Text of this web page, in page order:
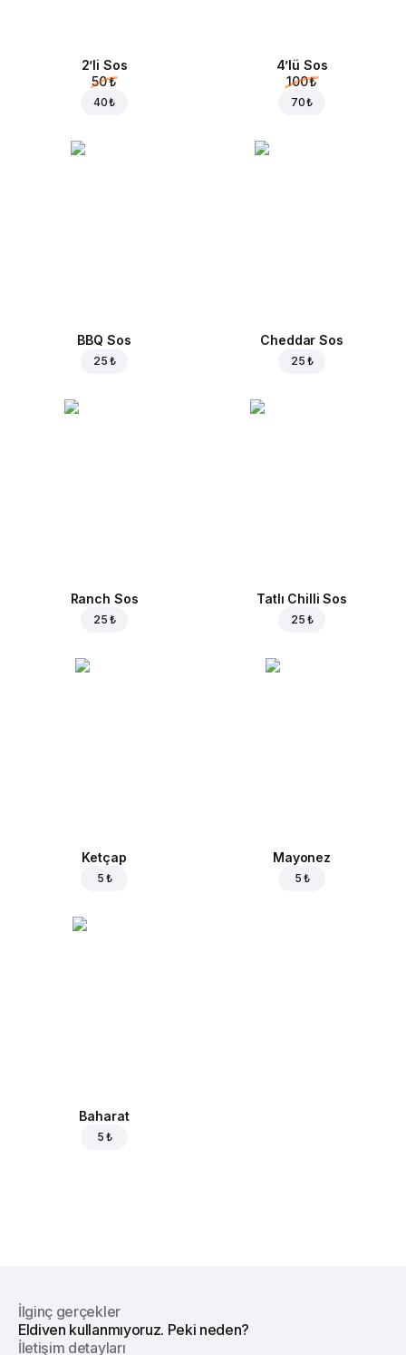
2’li Sos
50 ₺
40 ₺
4’lü Sos
100 ₺
70 ₺
BBQ Sos
25 ₺
Cheddar Sos
25 ₺
Ranch Sos
25 ₺
Tatlı Chilli Sos
25 ₺
Ketçap
5 ₺
Mayonez
5 ₺
Baharat
5 ₺
İlginç gerçekler
Eldiven kullanmıyoruz. Peki neden?
İletişim detayları